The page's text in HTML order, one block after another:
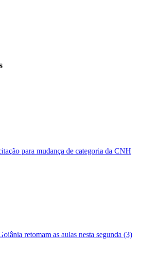
para mudança de categoria da CNH
retomam as aulas nesta segunda (3)